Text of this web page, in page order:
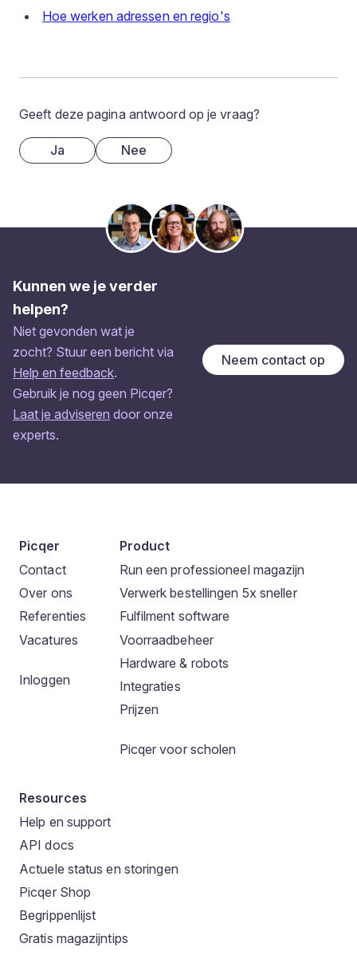
Hoe werken adressen en regio's
Geeft deze pagina antwoord op je vraag?
Ja Nee
Kunnen we je verder
helpen?
Niet gevonden wat je
zocht? Stuur een bericht via
Help en feedback.
Gebruik je nog geen Picqer?
Laat je adviseren door onze
experts.
Neem contact op
Picqer
Contact
Over ons
Referenties
Vacatures
Inloggen
Product
Run een professioneel magazijn
Verwerk bestellingen 5x sneller
Fulfilment software
Voorraadbeheer
Hardware & robots
Integraties
Prijzen
Picqer voor scholen
Resources
Help en support
API docs
Actuele status en storingen
Picqer Shop
Begrippenlijst
Gratis magazijntips